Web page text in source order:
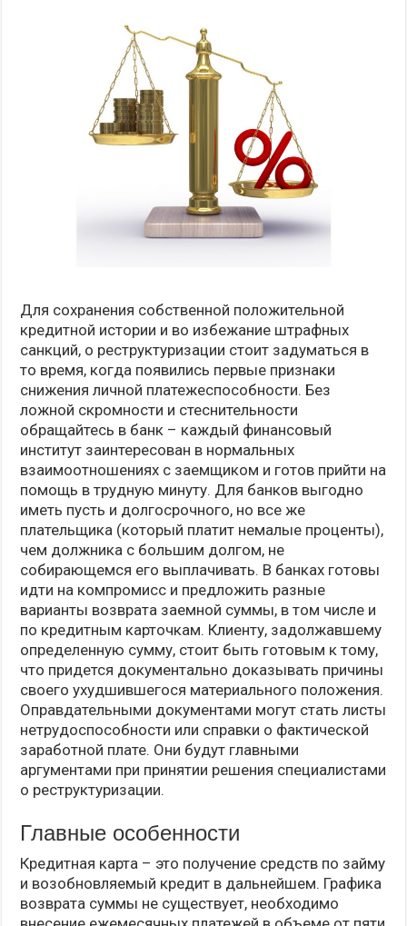
Для сохранения собственной положительной
кредитной истории и во избежание штрафных
санкций, о реструктуризации стоит задуматься в
то время, когда появились первые признаки
снижения личной платежеспособности. Без
ложной скромности и стеснительности
обращайтесь в банк – каждый финансовый
институт заинтересован в нормальных
взаимоотношениях с заемщиком и готов прийти на
помощь в трудную минуту. Для банков выгодно
иметь пусть и долгосрочного, но все же
плательщика (который платит немалые проценты),
чем должника с большим долгом, не
собирающемся его выплачивать. В банках готовы
идти на компромисс и предложить разные
варианты возврата заемной суммы, в том числе и
по кредитным карточкам. Клиенту, задолжавшему
определенную сумму, стоит быть готовым к тому,
что придется документально доказывать причины
своего ухудшившегося материального положения.
Оправдательными документами могут стать листы
нетрудоспособности или справки о фактической
заработной плате. Они будут главными
аргументами при принятии решения специалистами
о реструктуризации.
Главные особенности
Кредитная карта – это получение средств по займу
и возобновляемый кредит в дальнейшем. Графика
возврата суммы не существует, необходимо